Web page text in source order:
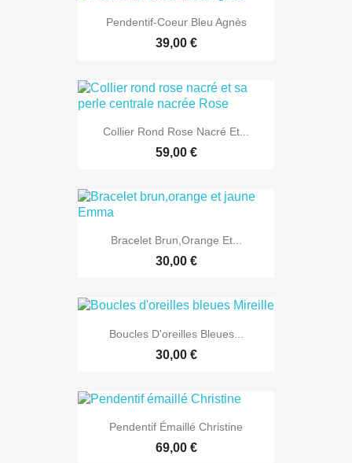
Pendentif-Coeur Bleu Agnès
39,00 €
Collier Rond Rose Nacré Et...
59,00 €
Bracelet Brun,orange Et...
30,00 €
Boucles D'oreilles Bleues...
30,00 €
Pendentif Émaillé Christine
69,00 €